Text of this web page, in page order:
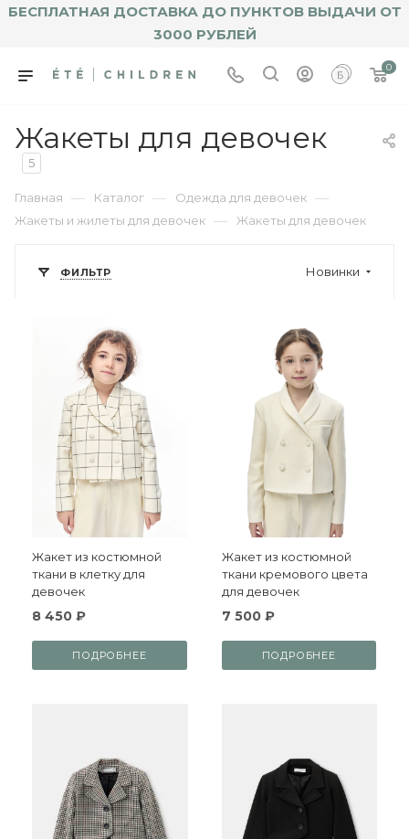
БЕСПЛАТНАЯ ДОСТАВКА ДО ПУНКТОВ ВЫДАЧИ ОТ
3000 РУБЛЕЙ
0
Жакеты для девочек
5
Главная — Каталог — Одежда для девочек —
Жакеты и жилеты для девочек — Жакеты для девочек
ФИЛЬТР Новинки
Жакет из костюмной
ткани в клетку для
девочек
8 450 ₽
ПОДРОБНЕЕ
Жакет из костюмной
ткани кремового цвета
для девочек
7 500 ₽
ПОДРОБНЕЕ